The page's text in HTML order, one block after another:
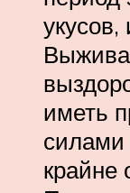
иметь
силами
крайне